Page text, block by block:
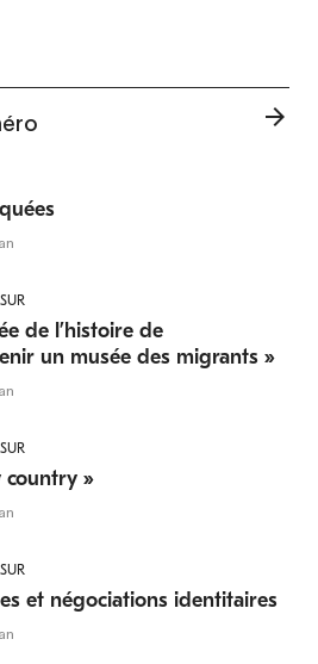
de l’histoire de
un musée des migrants »
country »
et négociations identitaires